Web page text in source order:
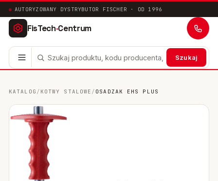
AUTORYZOWANY DYSTRYBUTOR FISCHER · OD 1996
FisTech·Centrum
Szukaj
Mocowania chemiczne 41
Mocowania ramowe
Mocowania uniwersalne
Systemy instalacyjne
KATALOG / KOTWY STALOWE / OSADZAK EHS PLUS